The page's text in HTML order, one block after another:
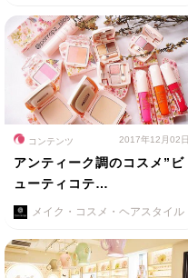
コンテンツ 2017年12月02日
アンティーク調のコスメ”ビ
ューティコテ…
メイク・コスメ・ヘアスタイル